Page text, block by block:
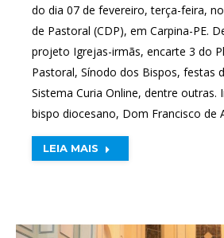
do dia 07 de fevereiro, terça-feira,
de Pastoral (CDP), em Carpina-PE.
projeto Igrejas-irmãs, encarte 3 do
Pastoral, Sínodo dos Bispos, festas
Sistema Curia Online, dentre outras.
bispo diocesano, Dom Francisco de
LEIA MAIS